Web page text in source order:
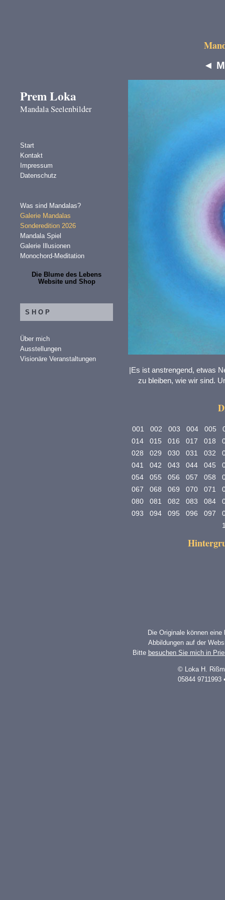
Prem Loka
Mandala Seelenbilder
Start
Kontakt
Impressum
Datenschutz
Was sind Mandalas?
Galerie Mandalas
Sonderedition 2026
Mandala Spiel
Galerie Illusionen
Monochord-Meditation
Die Blume des Lebens
Website und Shop
SHOP
Über mich
Ausstellungen
Visionäre Veranstaltungen
◄
|Es ist anstrengend, etwas
zu bleiben, wie wir sind.
001 002 003 004 005
014
015 016 017 018
028
029 030 031 032
041
042 043 044 045
054
055 056 057 058
067
068 069 070 071
080
081 082 083 084
093
094 095 096 097
Die Originale können
Abbildungen auf der
Bitte besuchen Sie mich in
© Loka H.
05844 9711993